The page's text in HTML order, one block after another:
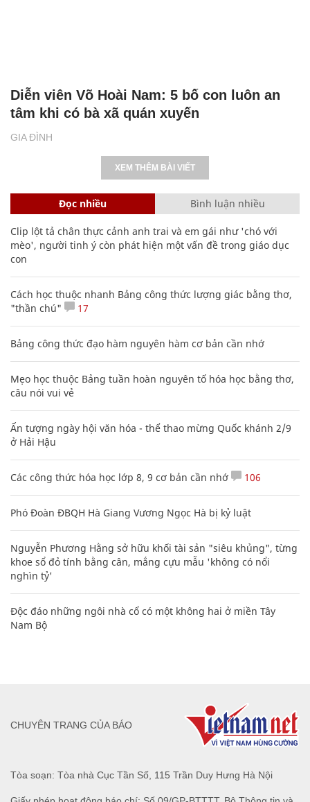
GIA ĐÌNH
Diễn viên Võ Hoài Nam: 5 bố con luôn an
tâm khi có bà xã quán xuyến
XEM THÊM BÀI VIẾT
Đọc nhiều Bình luận nhiều
Clip lột tả chân thực cảnh anh trai và em gái như 'chó với
mèo', người tinh ý còn phát hiện một vấn đề trong giáo dục
con
Cách học thuộc nhanh Bảng công thức lượng giác bằng thơ,
"thần chú"
17
Bảng công thức đạo hàm nguyên hàm cơ bản cần nhớ
Mẹo học thuộc Bảng tuần hoàn nguyên tố hóa học bằng thơ,
câu nói vui vẻ
Ấn tượng ngày hội văn hóa - thể thao mừng Quốc khánh 2/9
ở Hải Hậu
Các công thức hóa học lớp 8, 9 cơ bản cần nhớ 106
Phó Đoàn ĐBQH Hà Giang Vương Ngọc Hà bị kỷ luật
Nguyễn Phương Hằng sở hữu khối tài sản "siêu khủng", từng
khoe sổ đỏ tính bằng cân, mắng cựu mẫu 'không có nổi
nghìn tỷ'
Độc đáo những ngôi nhà cổ có một không hai ở miền Tây
Nam Bộ
Tòa soạn: Tòa nhà Cục Tần Số, 115 Trần Duy Hưng Hà Nội
CHUYÊN TRANG CỦA BÁO